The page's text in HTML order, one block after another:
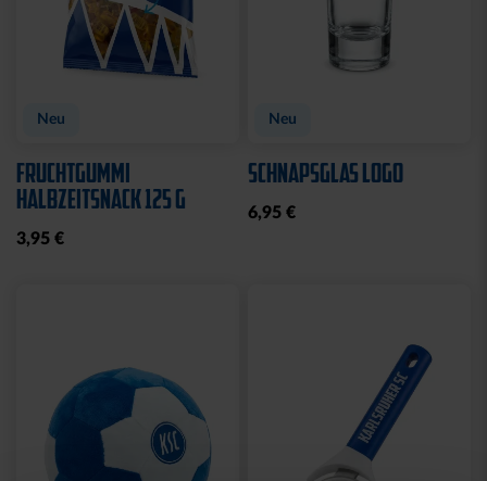
Neu
FRUCHTGUMMI
HALBZEITSNACK 125 G
3,95 €
Neu
SCHNAPSGLAS LOGO
6,95 €